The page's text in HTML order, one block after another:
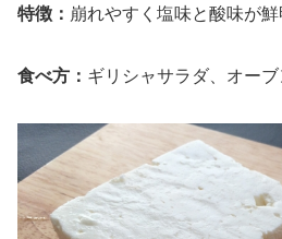
特徴： 崩れやすく塩味と酸味が鮮
食べ方： ギリシャサラダ、オーブ